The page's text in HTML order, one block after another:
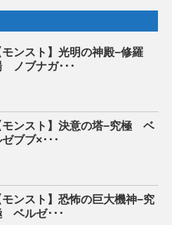
モンスト】光明の神殿−修羅
ノブナガ･･･
モンスト】決意の塔−究極 ベ
ゼブブ×･･･
モンスト】恐怖の巨大機神−究
ベルゼ･･･